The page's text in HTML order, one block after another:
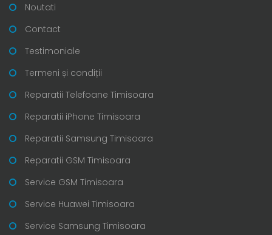
Noutati
Contact
Testimoniale
Termeni și condiții
Reparatii Telefoane Timisoara
Reparatii iPhone Timisoara
Reparatii Samsung Timisoara
Reparatii GSM Timisoara
Service GSM Timisoara
Service Huawei Timisoara
Service Samsung Timisoara